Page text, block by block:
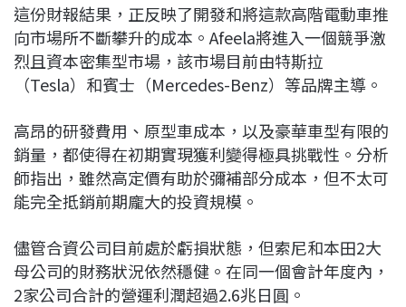
這份財報結果，正反映了開發和將這款高階電動車推
向市場所不斷攀升的成本。Afeela將進入一個競爭激
烈且資本密集型市場，該市場目前由特斯拉
（Tesla）和賓士（Mercedes-Benz）等品牌主導。
高昂的研發費用、原型車成本，以及豪華車型有限的
銷量，都使得在初期實現獲利變得極具挑戰性。分析
師指出，雖然高定價有助於彌補部分成本，但不太可
能完全抵銷前期龐大的投資規模。
儘管合資公司目前處於虧損狀態，但索尼和本田2大
母公司的財務狀況依然穩健。在同一個會計年度內，
2家公司合計的營運利潤超過2.6兆日圓。